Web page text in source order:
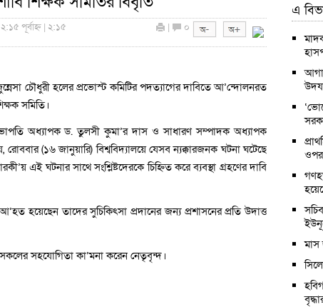
পূর্বাহ্ন | ২:১৫
| ০
চৌধুরী হলের প্রভোস্ট কমিটির পদত্যাগের দাবিতে আ’ন্দোলনরত
সমিতি।
অধ্যাপক ড. তুলসী কুমা’র দাস ও সাধারণ সম্পাদক অধ্যাপক
(১৬ জানুয়ারি) বিশ্ববিদ্যালয়ে যেসব ন্যক্কারজনক ঘটনা ঘটেছে
এই ঘটনার সাথে সংশ্লিষ্টদেরকে চিহ্নিত করে ব্যবস্থা গ্রহণের দাবি
আ’হত হয়েছেন তাদের সুচিকিৎসা প্রদানের জন্য প্রশাসনের প্রতি উদাত্ত
সহযোগিতা কা’মনা করেন নেতৃবৃন্দ।
এ
ওপর
মাস